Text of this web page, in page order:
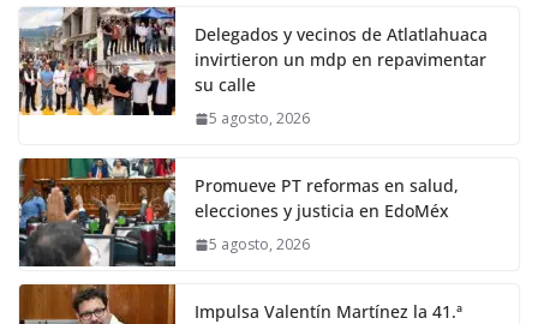
Delegados y vecinos de Atlatlahuaca
invirtieron un mdp en repavimentar
su calle
5 agosto, 2026
Promueve PT reformas en salud,
elecciones y justicia en EdoMéx
5 agosto, 2026
Impulsa Valentín Martínez la 41.ª